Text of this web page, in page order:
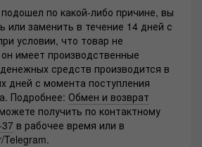
по какой-либо причине, вы
или заменить в течение 14 дней с
условии, что товар не
имеет производственные
средств производится в
дней с момента поступления
Подробнее: Обмен и возврат
получить по контактному
в рабочее время или в